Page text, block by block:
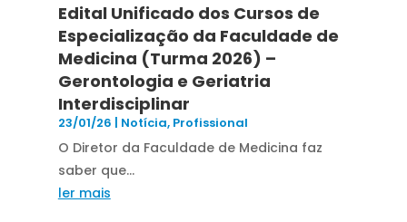
Edital Unificado dos Cursos de
Especialização da Faculdade de
Medicina (Turma 2026) –
Gerontologia e Geriatria
Interdisciplinar
23/01/26 | Notícia, Profissional
O Diretor da Faculdade de Medicina faz
saber que...
ler mais